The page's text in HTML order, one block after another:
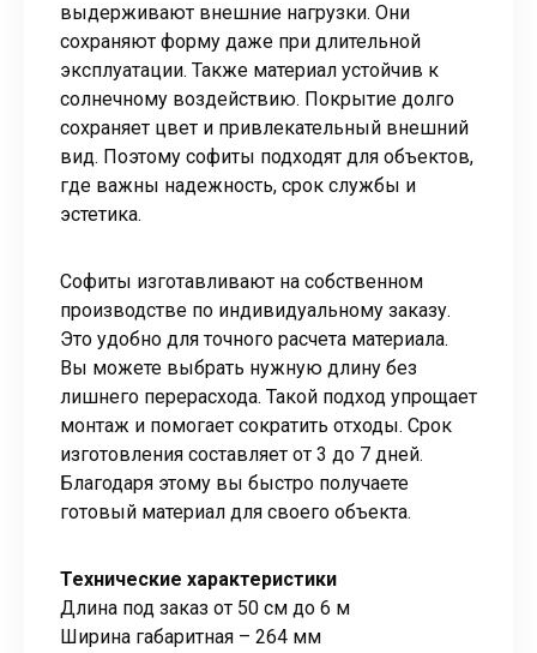
выдерживают внешние нагрузки. Они
сохраняют форму даже при длительной
эксплуатации. Также материал устойчив к
солнечному воздействию. Покрытие долго
сохраняет цвет и привлекательный внешний
вид. Поэтому софиты подходят для объектов,
где важны надежность, срок службы и
эстетика.
Софиты изготавливают на собственном
производстве по индивидуальному заказу.
Это удобно для точного расчета материала.
Вы можете выбрать нужную длину без
лишнего перерасхода. Такой подход упрощает
монтаж и помогает сократить отходы. Срок
изготовления составляет от 3 до 7 дней.
Благодаря этому вы быстро получаете
готовый материал для своего объекта.
Технические характеристики
Длина под заказ от 50 см до 6 м
Ширина габаритная – 264 мм